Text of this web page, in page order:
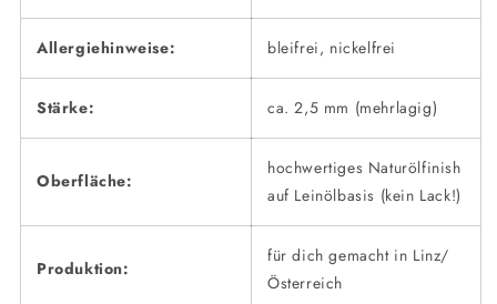
Allergiehinweise: bleifrei, nickelfrei
Stärke: ca. 2,5 mm (mehrlagig)
Oberfläche:
hochwertiges Naturölfinish
auf Leinölbasis (kein Lack!)
Produktion:
für dich gemacht in Linz/
Österreich